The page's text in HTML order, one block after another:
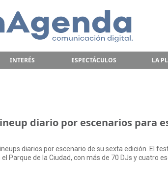
INTERÉS ESPECTÁCULOS LA
diario por escenarios para
diarios por escenario de su sexta edición. El
Parque de la Ciudad, con más de 70 DJs y cuatro